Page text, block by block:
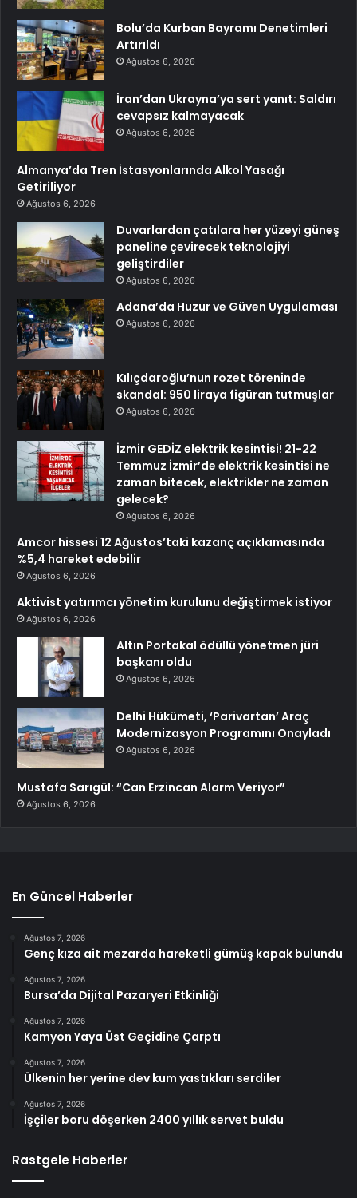
Bolu’da Kurban Bayramı Denetimleri
Artırıldı
Ağustos 6, 2026
İran’dan Ukrayna’ya sert yanıt: Saldırı
cevapsız kalmayacak
Ağustos 6, 2026
Almanya’da Tren İstasyonlarında Alkol Yasağı
Getiriliyor
Ağustos 6, 2026
Duvarlardan çatılara her yüzeyi güneş
paneline çevirecek teknolojiyi
geliştirdiler
Ağustos 6, 2026
Adana’da Huzur ve Güven Uygulaması
Ağustos 6, 2026
Kılıçdaroğlu’nun rozet töreninde
skandal: 950 liraya figüran tutmuşlar
Ağustos 6, 2026
İzmir GEDİZ elektrik kesintisi! 21-22
Temmuz İzmir’de elektrik kesintisi ne
zaman bitecek, elektrikler ne zaman
gelecek?
Ağustos 6, 2026
Amcor hissesi 12 Ağustos’taki kazanç açıklamasında
%5,4 hareket edebilir
Ağustos 6, 2026
Aktivist yatırımcı yönetim kurulunu değiştirmek istiyor
Ağustos 6, 2026
Altın Portakal ödüllü yönetmen jüri
başkanı oldu
Ağustos 6, 2026
Delhi Hükümeti, ‘Parivartan’ Araç
Modernizasyon Programını Onayladı
Ağustos 6, 2026
Mustafa Sarıgül: “Can Erzincan Alarm Veriyor”
Ağustos 6, 2026
En Güncel Haberler
Ağustos 7, 2026
Genç kıza ait mezarda hareketli gümüş kapak bulundu
Ağustos 7, 2026
Bursa’da Dijital Pazaryeri Etkinliği
Ağustos 7, 2026
Kamyon Yaya Üst Geçidine Çarptı
Ağustos 7, 2026
Ülkenin her yerine dev kum yastıkları serdiler
Ağustos 7, 2026
İşçiler boru döşerken 2400 yıllık servet buldu
Rastgele Haberler